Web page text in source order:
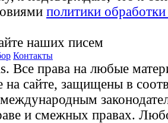
политики
наших писем
Контакты
Все права на любые
на сайте, защищены в
и смежных правах.